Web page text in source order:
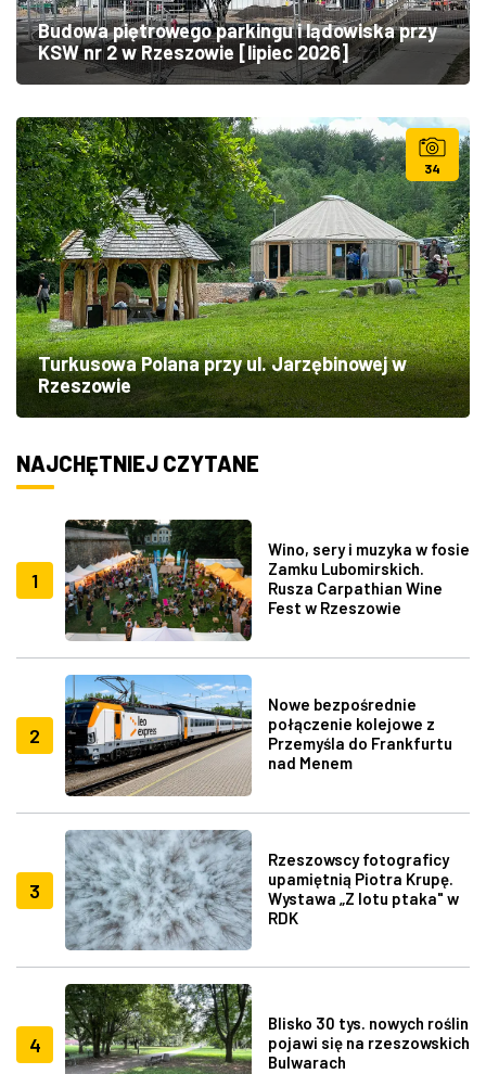
Budowa piętrowego parkingu i lądowiska przy
KSW nr 2 w Rzeszowie [lipiec 2026]
34
Turkusowa Polana przy ul. Jarzębinowej w
Rzeszowie
NAJCHĘTNIEJ CZYTANE
1
Wino, sery i muzyka w fosie
Zamku Lubomirskich.
Rusza Carpathian Wine
Fest w Rzeszowie
2
Nowe bezpośrednie
połączenie kolejowe z
Przemyśla do Frankfurtu
nad Menem
3
Rzeszowscy fotograficy
upamiętnią Piotra Krupę.
Wystawa „Z lotu ptaka" w
RDK
4
Blisko 30 tys. nowych roślin
pojawi się na rzeszowskich
Bulwarach